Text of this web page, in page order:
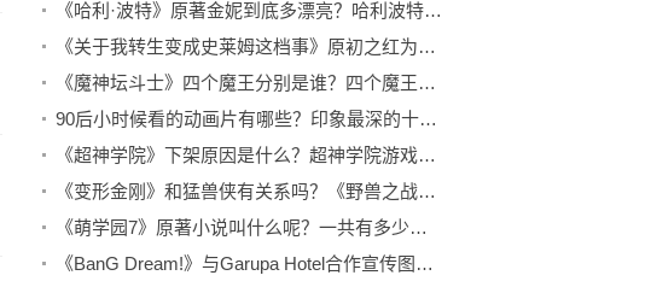
《哈利·波特》原著金妮到底多漂亮？哈利波特为什么喜欢金妮呢？
《关于我转生变成史莱姆这档事》原初之红为什么害怕原初之黑？利姆露最后和谁在一起了？
《魔神坛斗士》四个魔王分别是谁？四个魔王的最终结局是怎样的呢？
90后小时候看的动画片有哪些？印象最深的十部国产动画片
《超神学院》下架原因是什么？超神学院游戏为什么要关服？
《变形金刚》和猛兽侠有关系吗？《野兽之战》剧情解析
《萌学园7》原著小说叫什么呢？一共有多少部？
《BanG Dream!》与Garupa Hotel合作宣传图公布 活动于5月30日开始